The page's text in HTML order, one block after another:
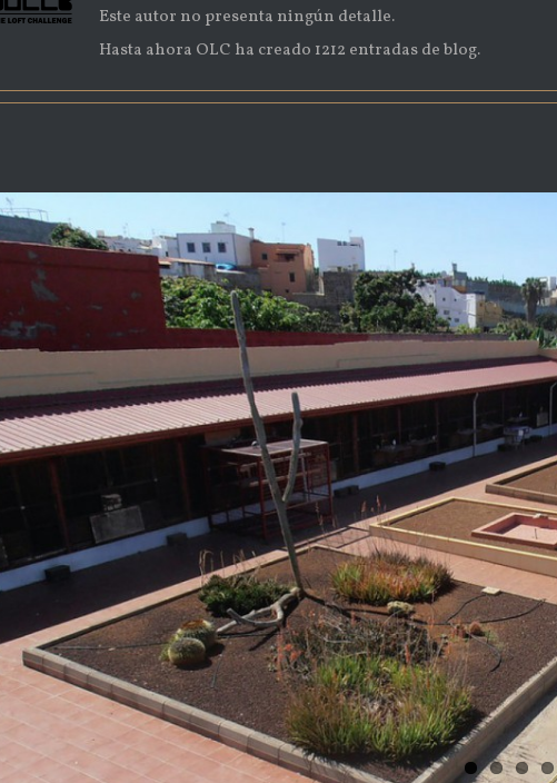
Este autor no presenta ningún detalle.
Hasta ahora OLC ha creado 1212 entradas de blog.